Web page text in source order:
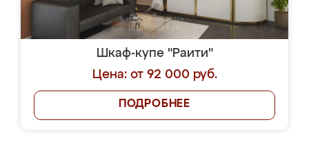
Шкаф-купе "Раити"
Цена: от 92 000 руб.
ПОДРОБНЕЕ